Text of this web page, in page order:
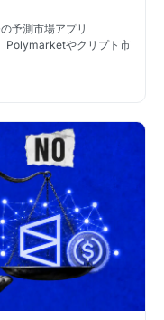
予測市場アプリ
Polymarketやクリプト市